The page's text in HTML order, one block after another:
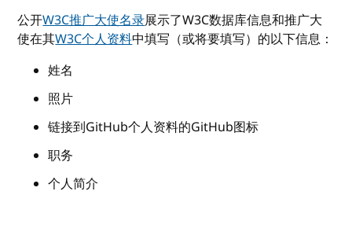
公开W3C推广大使名录展示了W3C数据库信息和推广大
使在其W3C个人资料中填写（或将要填写）的以下信息：
姓名
照片
链接到GitHub个人资料的GitHub图标
职务
个人简介